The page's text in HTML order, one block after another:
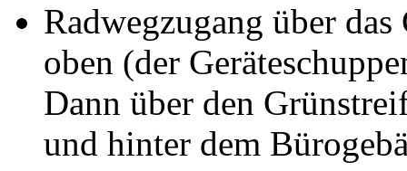
Radwegzugang über
oben (der
Dann über den
und hinter dem